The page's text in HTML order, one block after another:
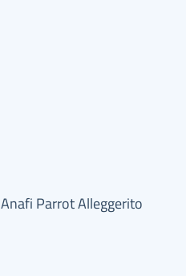
Anafi Parrot Alleggerito